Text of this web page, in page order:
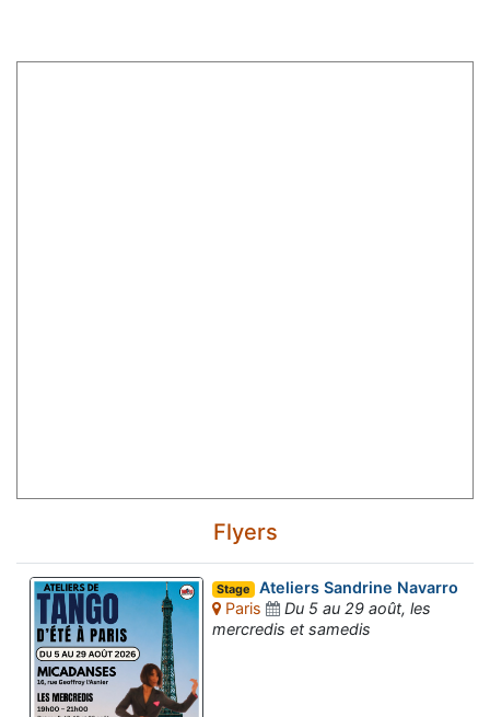
Flyers
Stage Ateliers Sandrine Navarro
Paris
Du 5 au 29 août, les
mercredis et samedis